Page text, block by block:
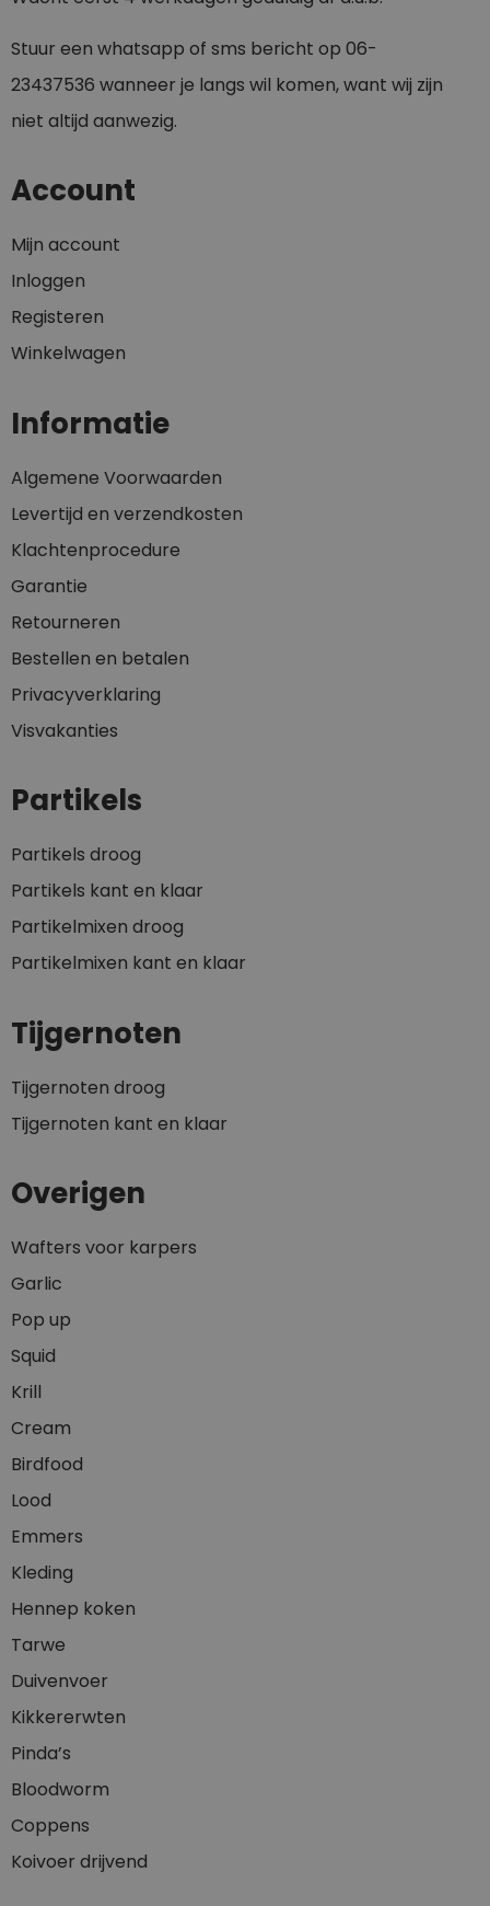
Stuur een whatsapp of sms bericht op 06-
23437536 wanneer je langs wil komen, want wij zijn
niet altijd aanwezig.
Account
Mijn account
Inloggen
Registeren
Winkelwagen
Informatie
Algemene Voorwaarden
Levertijd en verzendkosten
Klachtenprocedure
Garantie
Retourneren
Bestellen en betalen
Privacyverklaring
Visvakanties
Partikels
Partikels droog
Partikels kant en klaar
Partikelmixen droog
Partikelmixen kant en klaar
Tijgernoten
Tijgernoten droog
Tijgernoten kant en klaar
Overigen
Wafters voor karpers
Garlic
Pop up
Squid
Krill
Cream
Birdfood
Lood
Emmers
Kleding
Hennep koken
Tarwe
Duivenvoer
Kikkererwten
Pinda’s
Bloodworm
Coppens
Koivoer drijvend